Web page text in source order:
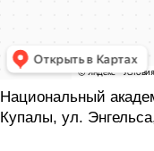
Национальный
Купалы, ул.